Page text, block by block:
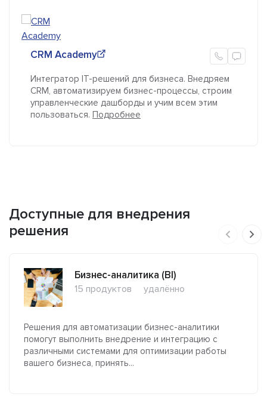
CRM Academy
Интегратор IT-решений для бизнеса. Внедряем
CRM, автоматизируем бизнес-­процессы, строим
управленческие дашборды и учим всем этим
пользоваться.Подробнее
Доступные для внедрения
решения
Бизнес-аналитика (BI)
15 продуктов удалённо
Решения для автоматизации бизнес-аналитики
помогут выполнить внедрение и интеграцию с
различными системами для оптимизации работы
вашего бизнеса, принять...